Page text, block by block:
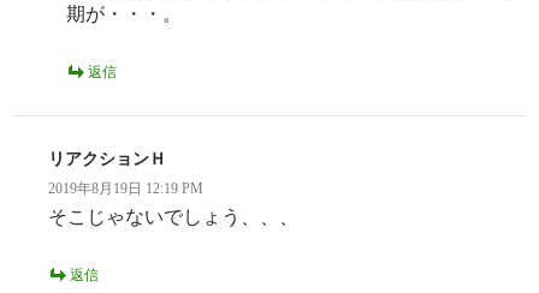
期が・・・。
返信
リアクションＨ
2019年8月19日 12:19 PM
そこじゃないでしょう、、、
返信